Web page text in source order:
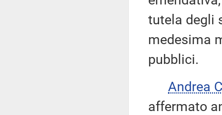
tutela degli
medesima
pubblici.
Andrea
affermato